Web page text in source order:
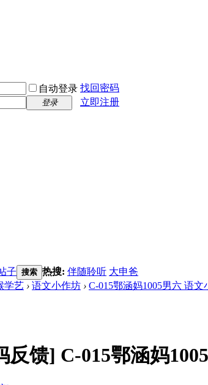
自动登录 找回密码
登录 立即注册
子 搜索 热搜: 伴随聆听 大申爸
学艺 › 语文小作坊 › C-015鄂涵妈1005男六 语文
反馈] C-015鄂涵妈